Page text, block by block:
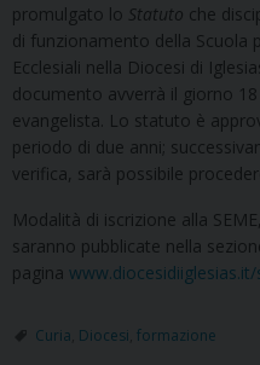
promulgato lo Statuto che
di funzionamento della Scuola
Ecclesiali nella Diocesi di
documento avverrà il giorno
evangelista. Lo statuto è
periodo di due anni;
verifica, sarà possibile
Modalità di iscrizione alla
saranno pubblicate nella
pagina
Curia Diocesi formazione